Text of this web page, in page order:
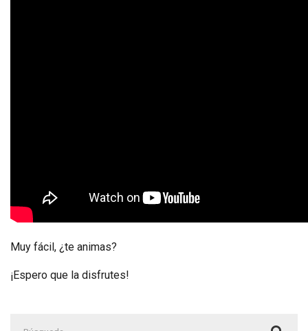
Muy fácil, ¿te animas?
¡Espero que la disfrutes!